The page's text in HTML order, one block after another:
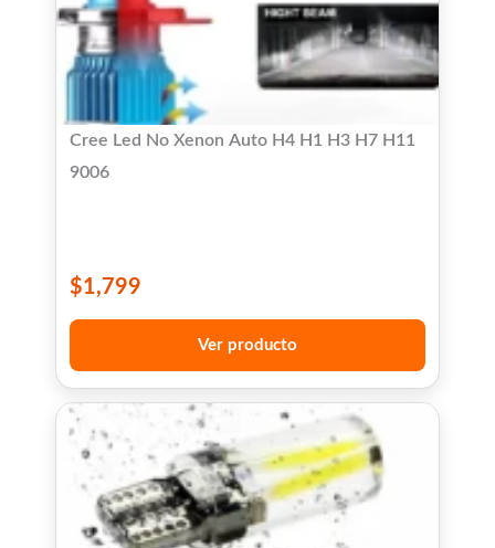
Cree Led No Xenon Auto H4 H1 H3 H7 H11
9006
$1,799
Ver producto